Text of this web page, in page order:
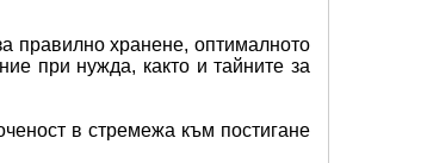
правилно хранене, оптималното
при нужда, както и тайните за
в стремежа към постигане